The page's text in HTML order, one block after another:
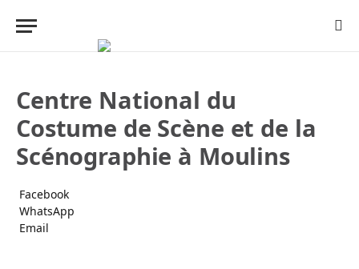
Centre National du
Costume de Scène et de la
Scénographie à Moulins
Facebook
WhatsApp
Email